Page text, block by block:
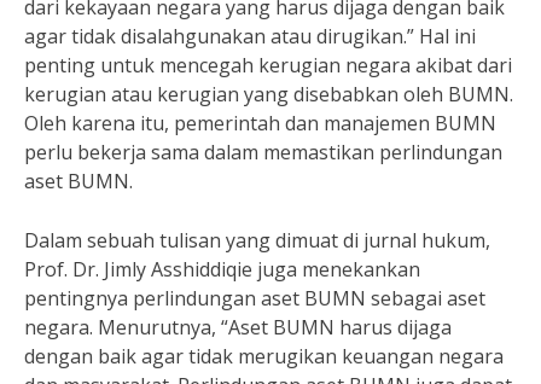
dari kekayaan negara yang harus dijaga dengan baik
agar tidak disalahgunakan atau dirugikan.” Hal ini
penting untuk mencegah kerugian negara akibat dari
kerugian atau kerugian yang disebabkan oleh BUMN.
Oleh karena itu, pemerintah dan manajemen BUMN
perlu bekerja sama dalam memastikan perlindungan
aset BUMN.
Dalam sebuah tulisan yang dimuat di jurnal hukum,
Prof. Dr. Jimly Asshiddiqie juga menekankan
pentingnya perlindungan aset BUMN sebagai aset
negara. Menurutnya, “Aset BUMN harus dijaga
dengan baik agar tidak merugikan keuangan negara